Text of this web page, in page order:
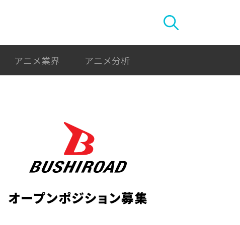
アニメ業界 アニメ分析